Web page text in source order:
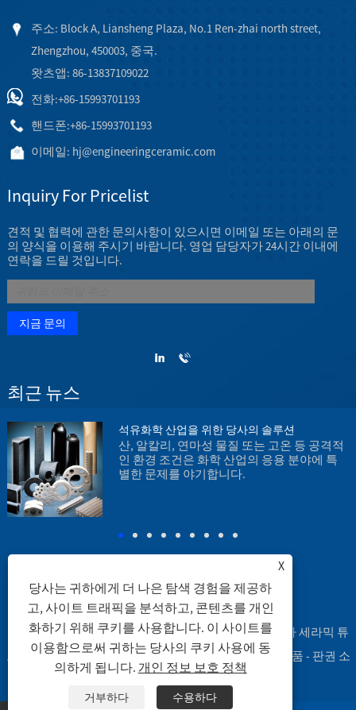
주소: Block A, Liansheng Plaza, No.1 Ren-zhai north street,
Zhengzhou, 450003, 중국.
왓츠앱: 86-13837109022
전화:+86-15993701193
핸드폰:+86-15993701193
이메일: hj@engineeringceramic.com
Inquiry For Pricelist
견적 및 협력에 관한 문의사항이 있으시면 이메일 또는 아래의 문
의 양식을 이용해 주시기 바랍니다. 영업 담당자가 24시간 이내에
연락을 드릴 것입니다.
최근 뉴스
석유화학 산업을 위한 당사의 솔루션
산, 알칼리, 연마성 물질 또는 고온 등 공격적
인 환경 조건은 화학 산업의 응용 분야에 특
별한 문제를 야기합니다.
연결| Sitemap| RSS| XML |
Copyright © 2003 Engineering Ceramic Co., Ltd. - 알루미나 세라믹 튜
브, 알루미나 세라믹 실험기구, 알루미나 세라믹 가공 부품 - 판권 소
X
당사는 귀하에게 더 나은 탐색 경험을 제공하
고, 사이트 트래픽을 분석하고, 콘텐츠를 개인
화하기 위해 쿠키를 사용합니다. 이 사이트를
이용함으로써 귀하는 당사의 쿠키 사용에 동
의하게 됩니다. 개인 정보 보호 정책
거부하다 수용하다